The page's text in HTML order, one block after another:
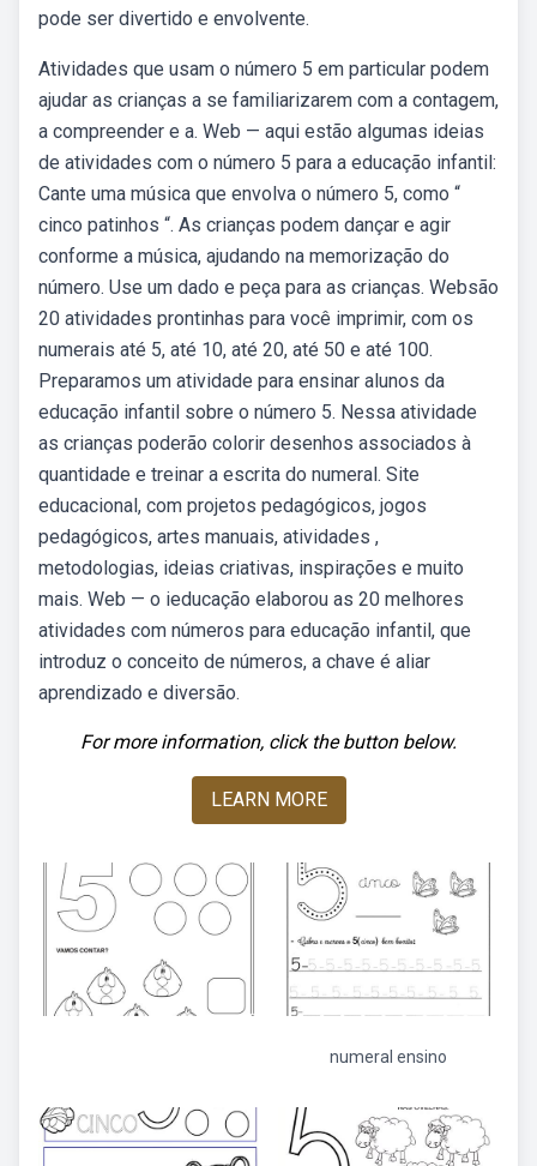
pode ser divertido e envolvente.
Atividades que usam o número 5 em particular podem
ajudar as crianças a se familiarizarem com a contagem,
a compreender e a. Web — aqui estão algumas ideias
de atividades com o número 5 para a educação infantil:
Cante uma música que envolva o número 5, como “
cinco patinhos “. As crianças podem dançar e agir
conforme a música, ajudando na memorização do
número. Use um dado e peça para as crianças. Websão
20 atividades prontinhas para você imprimir, com os
numerais até 5, até 10, até 20, até 50 e até 100.
Preparamos um atividade para ensinar alunos da
educação infantil sobre o número 5. Nessa atividade
as crianças poderão colorir desenhos associados à
quantidade e treinar a escrita do numeral. Site
educacional, com projetos pedagógicos, jogos
pedagógicos, artes manuais, atividades ,
metodologias, ideias criativas, inspirações e muito
mais. Web — o ieducação elaborou as 20 melhores
atividades com números para educação infantil, que
introduz o conceito de números, a chave é aliar
aprendizado e diversão.
For more information, click the button below.
LEARN MORE
numeral ensino